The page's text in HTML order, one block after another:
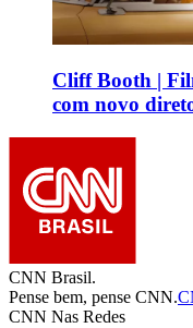
Cliff Booth |
com novo
CNN Brasil.
Pense bem, pense CNN.
CNN Nas Redes